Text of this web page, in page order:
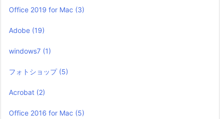
Office 2019 for Mac (3)
Adobe (19)
windows7 (1)
フォトショップ (5)
Acrobat (2)
Office 2016 for Mac (5)